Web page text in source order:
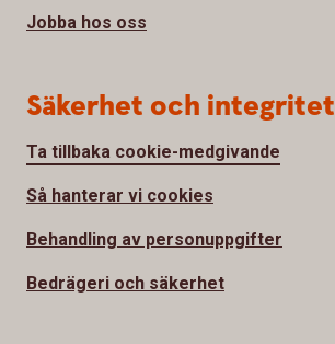
Jobba hos oss
Säkerhet och integritet
Ta tillbaka cookie-medgivande
Så hanterar vi cookies
Behandling av personuppgifter
Bedrägeri och säkerhet